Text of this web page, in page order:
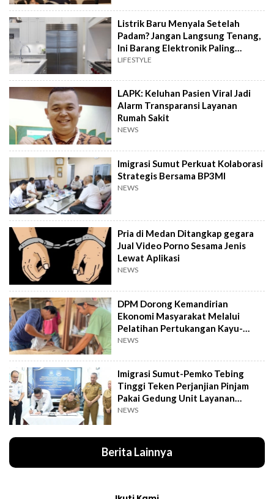
Listrik Baru Menyala Setelah
Padam? Jangan Langsung Tenang,
Ini Barang Elektronik Paling
Rawan Rusak
LIFESTYLE
LAPK: Keluhan Pasien Viral Jadi
Alarm Transparansi Layanan
Rumah Sakit
NEWS
Imigrasi Sumut Perkuat Kolaborasi
Strategis Bersama BP3MI
NEWS
Pria di Medan Ditangkap gegara
Jual Video Porno Sesama Jenis
Lewat Aplikasi
NEWS
DPM Dorong Kemandirian
Ekonomi Masyarakat Melalui
Pelatihan Pertukangan Kayu-
Pelatihan UMKM
NEWS
Imigrasi Sumut-Pemko Tebing
Tinggi Teken Perjanjian Pinjam
Pakai Gedung Unit Layanan
Paspor
NEWS
Berita Lainnya